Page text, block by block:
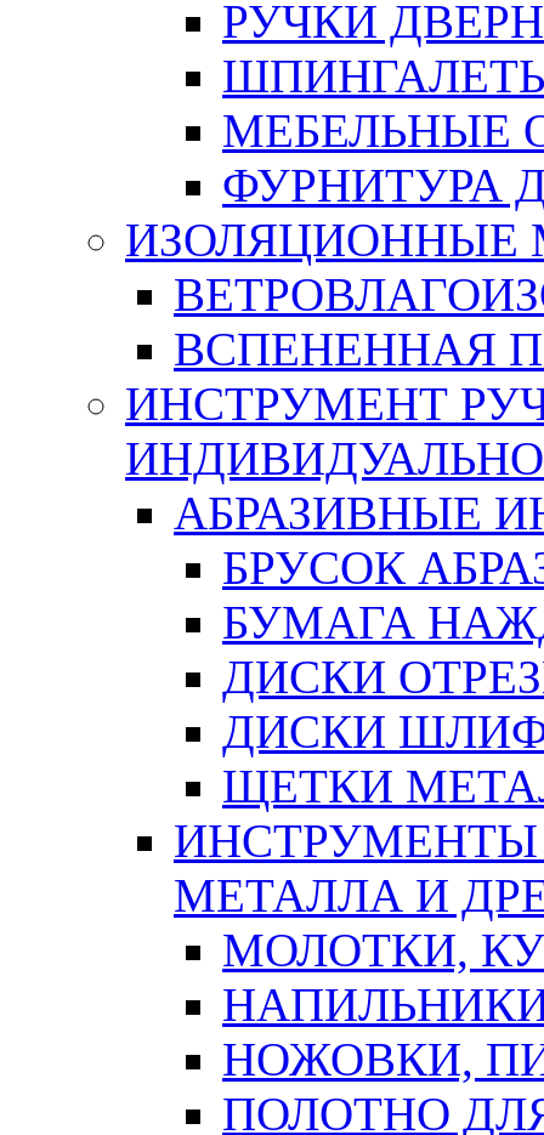
РУЧКИ
МЕБЕЛЬНЫЕ
ФУРНИТУРА
ИЗОЛЯЦИОННЫЕ
ВСПЕНЕННАЯ
ИНСТРУМЕНТ
АБРАЗИВНЫЕ
БРУСОК
БУМАГА
ДИСКИ
ДИСКИ
ЩЕТКИ
ИНСТРУМЕНТЫ
МЕТАЛЛА И
МОЛОТКИ,
НОЖОВКИ,
ПОЛОТНО